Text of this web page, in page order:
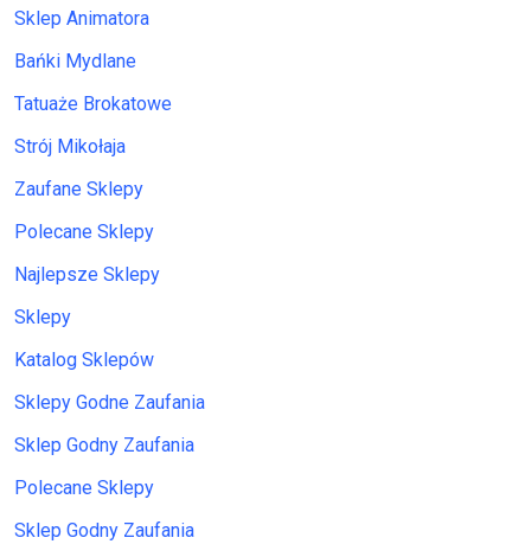
Sklep Animatora
Bańki Mydlane
Tatuaże Brokatowe
Strój Mikołaja
Zaufane Sklepy
Polecane Sklepy
Najlepsze Sklepy
Sklepy
Katalog Sklepów
Sklepy Godne Zaufania
Sklep Godny Zaufania
Polecane Sklepy
Sklep Godny Zaufania